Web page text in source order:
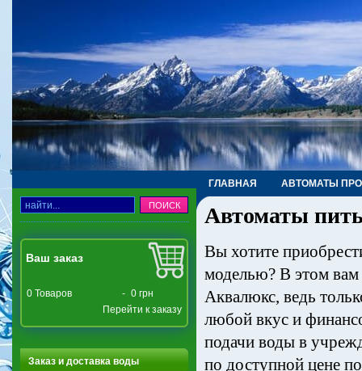
ГЛАВНАЯ АВТОМАТЫ
ТРУБЫ, ФИТИНГИ, КРАНЫ
Ваш заказ
0 Товаров - 0 грн
Перейти к заказу
Заказ и доставка воды
Автоматы
Вы хотите
моделью? В этом вам
Аквалюкс, ведь
любой вкус и
подачи воды в
по доступной цене